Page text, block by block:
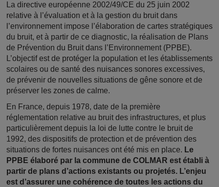
La directive européenne 2002/49/CE du 25 juin 2002
relative à l’évaluation et à la gestion du bruit dans
l’environnement impose l’élaboration de cartes stratégiques
du bruit, et à partir de ce diagnostic, la réalisation de Plans
de Prévention du Bruit dans l’Environnement (PPBE).
L’objectif est de protéger la population et les établissements
scolaires ou de santé des nuisances sonores excessives,
de prévenir de nouvelles situations de gêne sonore et de
préserver les zones de calme.
En France, depuis 1978, date de la première
réglementation relative au bruit des infrastructures, et plus
particulièrement depuis la loi de lutte contre le bruit de
1992, des dispositifs de protection et de prévention des
situations de fortes nuisances ont été mis en place. Le
PPBE élaboré par la commune de COLMAR est établi à
partir de plans d’actions existants ou projetés. L’enjeu
est d’assurer une cohérence de toutes les actions du